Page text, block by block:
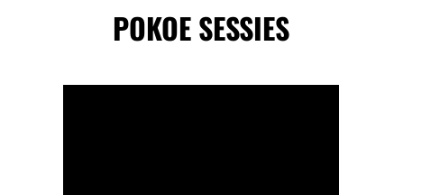
POKOE SESSIES